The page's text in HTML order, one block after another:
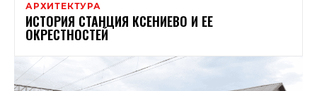
АРХИТЕКТУРА
ИСТОРИЯ СТАНЦИЯ КСЕНИЕВО И ЕЕ
ОКРЕСТНОСТЕЙ